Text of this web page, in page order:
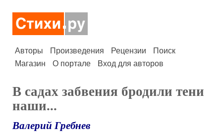
Авторы Произведения Рецензии
Поиск
Магазин
О портале Вход для авторов
В садах забвения бродили тени
наши...
Валерий Гребнев